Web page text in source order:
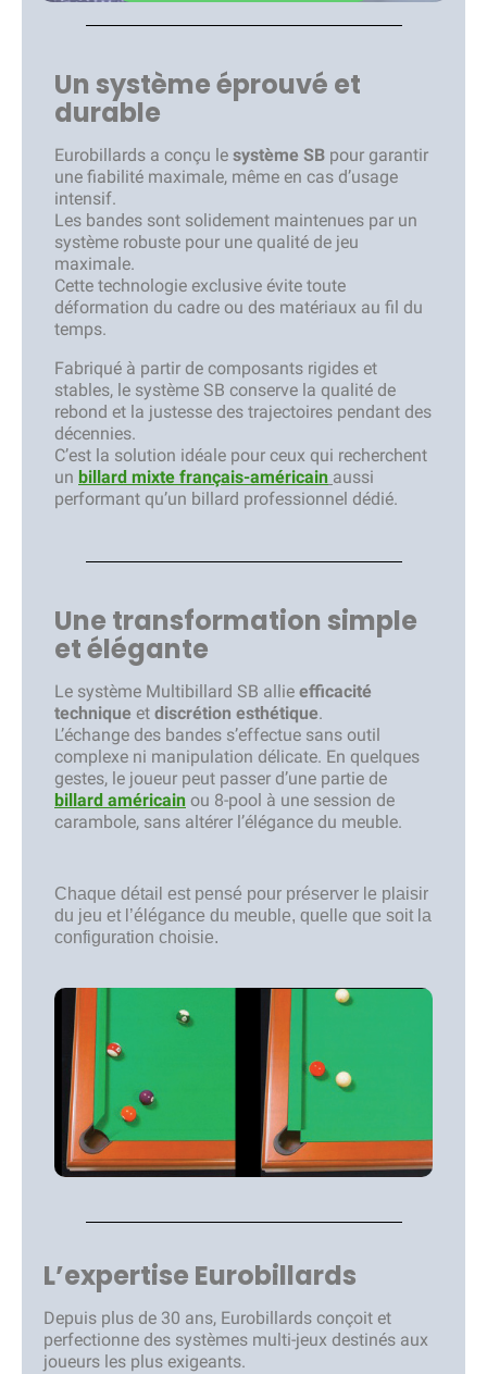
Un système éprouvé et
durable
Eurobillards a conçu le système SB pour garantir
une fiabilité maximale, même en cas d’usage
intensif.
Les bandes sont solidement maintenues par un
système robuste pour une qualité de jeu
maximale.
Cette technologie exclusive évite toute
déformation du cadre ou des matériaux au fil du
temps.
Fabriqué à partir de composants rigides et
stables, le système SB conserve la qualité de
rebond et la justesse des trajectoires pendant des
décennies.
C’est la solution idéale pour ceux qui recherchent
un billard mixte français-américain aussi
performant qu’un billard professionnel dédié.
Une transformation simple
et élégante
Le système Multibillard SB allie efficacité
technique et discrétion esthétique.
L’échange des bandes s’effectue sans outil
complexe ni manipulation délicate. En quelques
gestes, le joueur peut passer d’une partie de
billard américain ou 8-pool à une session de
carambole, sans altérer l’élégance du meuble.
Chaque détail est pensé pour préserver le plaisir
du jeu et l’élégance du meuble, quelle que soit la
configuration choisie.
L’expertise Eurobillards
Depuis plus de 30 ans, Eurobillards conçoit et
perfectionne des systèmes multi-jeux destinés aux
joueurs les plus exigeants.